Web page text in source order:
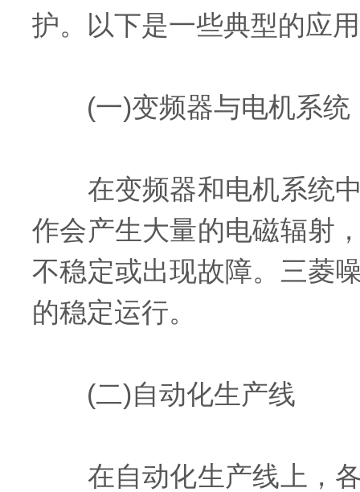
护。以下是一些典型的应
(一)变频器与电机系统
在变频器和电机系统中
作会产生大量的电磁辐射
不稳定或出现故障。三菱
的稳定运行。
(二)自动化生产线
在自动化生产线上，各